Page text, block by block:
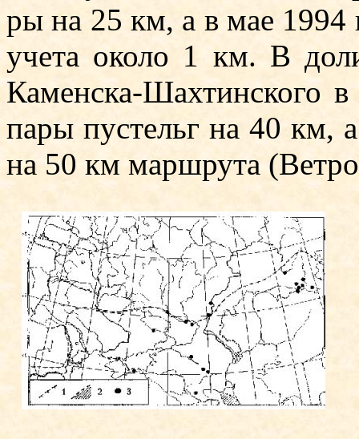
ры на 25 км, а в мае
учета около 1 км. В
Каменска-Шахтинского
па­ры пустельг на 40 км,
на 50 км маршрута